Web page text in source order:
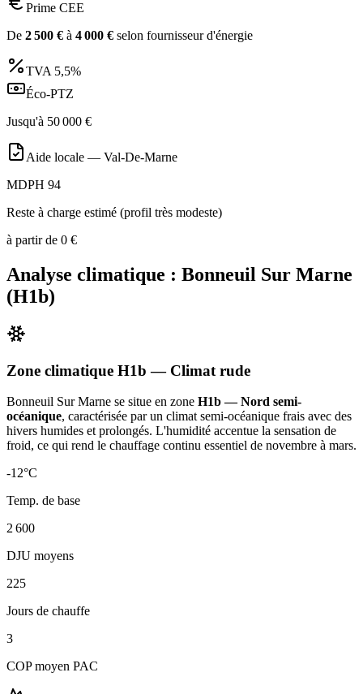
Prime CEE
De 2 500 € à 4 000 € selon fournisseur d'énergie
TVA 5,5%
Éco-PTZ
Jusqu'à 50 000 €
Aide locale — Val-De-Marne
MDPH 94
Reste à charge estimé (profil très modeste)
à partir de 0 €
Analyse climatique : Bonneuil Sur Marne
(H1b)
Zone climatique H1b — Climat rude
Bonneuil Sur Marne se situe en zone H1b — Nord semi-
océanique, caractérisée par un climat semi-océanique frais avec des
hivers humides et prolongés. L'humidité accentue la sensation de
froid, ce qui rend le chauffage continu essentiel de novembre à mars.
-12°C
Temp. de base
2 600
DJU moyens
225
Jours de chauffe
3
COP moyen PAC